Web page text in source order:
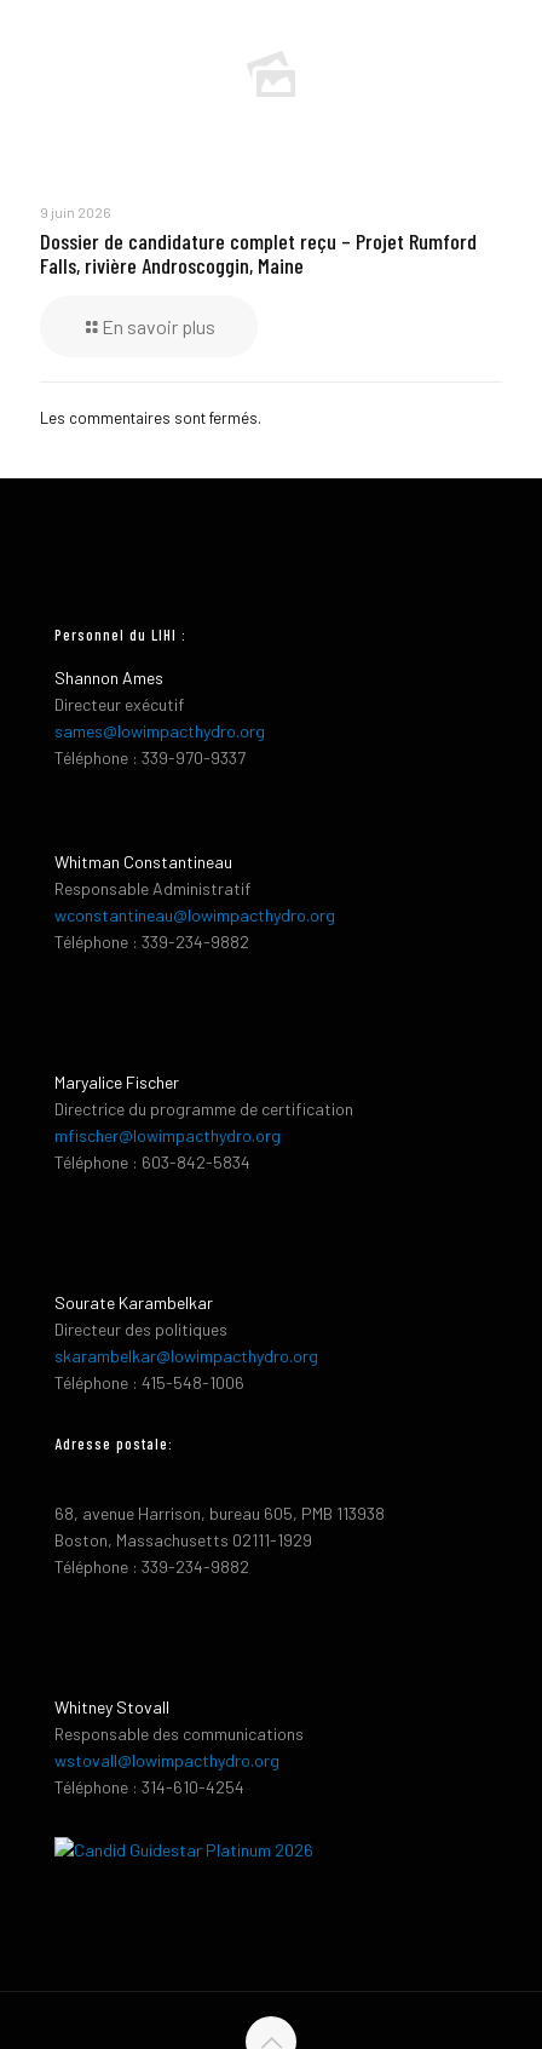
9 juin 2026
Dossier de candidature complet reçu – Projet Rumford
Falls, rivière Androscoggin, Maine
En savoir plus
Les commentaires sont fermés.
Personnel du LIHI :
Shannon Ames
Directeur exécutif
sames@lowimpacthydro.org
Téléphone : 339-970-9337
Whitman Constantineau
Responsable Administratif
wconstantineau@lowimpacthydro.org
Téléphone : 339-234-9882
Maryalice Fischer
Directrice du programme de certification
mfischer@lowimpacthydro.org
Téléphone : 603-842-5834
Sourate Karambelkar
Directeur des politiques
skarambelkar@lowimpacthydro.org
Téléphone : 415-548-1006
Adresse postale:
68, avenue Harrison, bureau 605, PMB 113938
Boston, Massachusetts 02111-1929
Téléphone : 339-234-9882
Whitney Stovall
Responsable des communications
wstovall@lowimpacthydro.org
Téléphone : 314-610-4254